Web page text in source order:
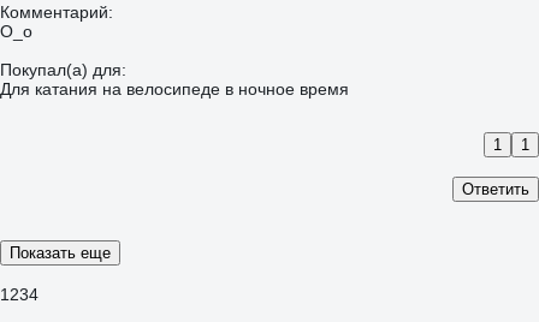
Комментарий:
О_о
Покупал(а) для:
Для катания на велосипеде в ночное время
Ответить
1 1
Показать еще
1 234